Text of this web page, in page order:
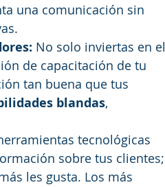
una comunicación sin
No solo inviertas en el
de capacitación de tu
tan buena que tus
blandas,
tecnológicas
sobre tus clientes;
les gusta. Los más